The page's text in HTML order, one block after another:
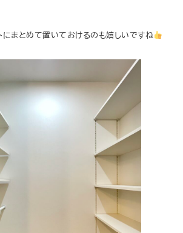
にまとめて置いておけるのも嬉しいですね